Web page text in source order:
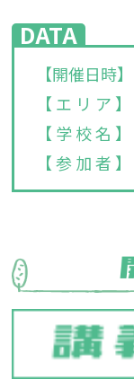
DATA
【開催日時】
【 エ リ ア 】
【 学 校 名 】
【 参 加 者 】